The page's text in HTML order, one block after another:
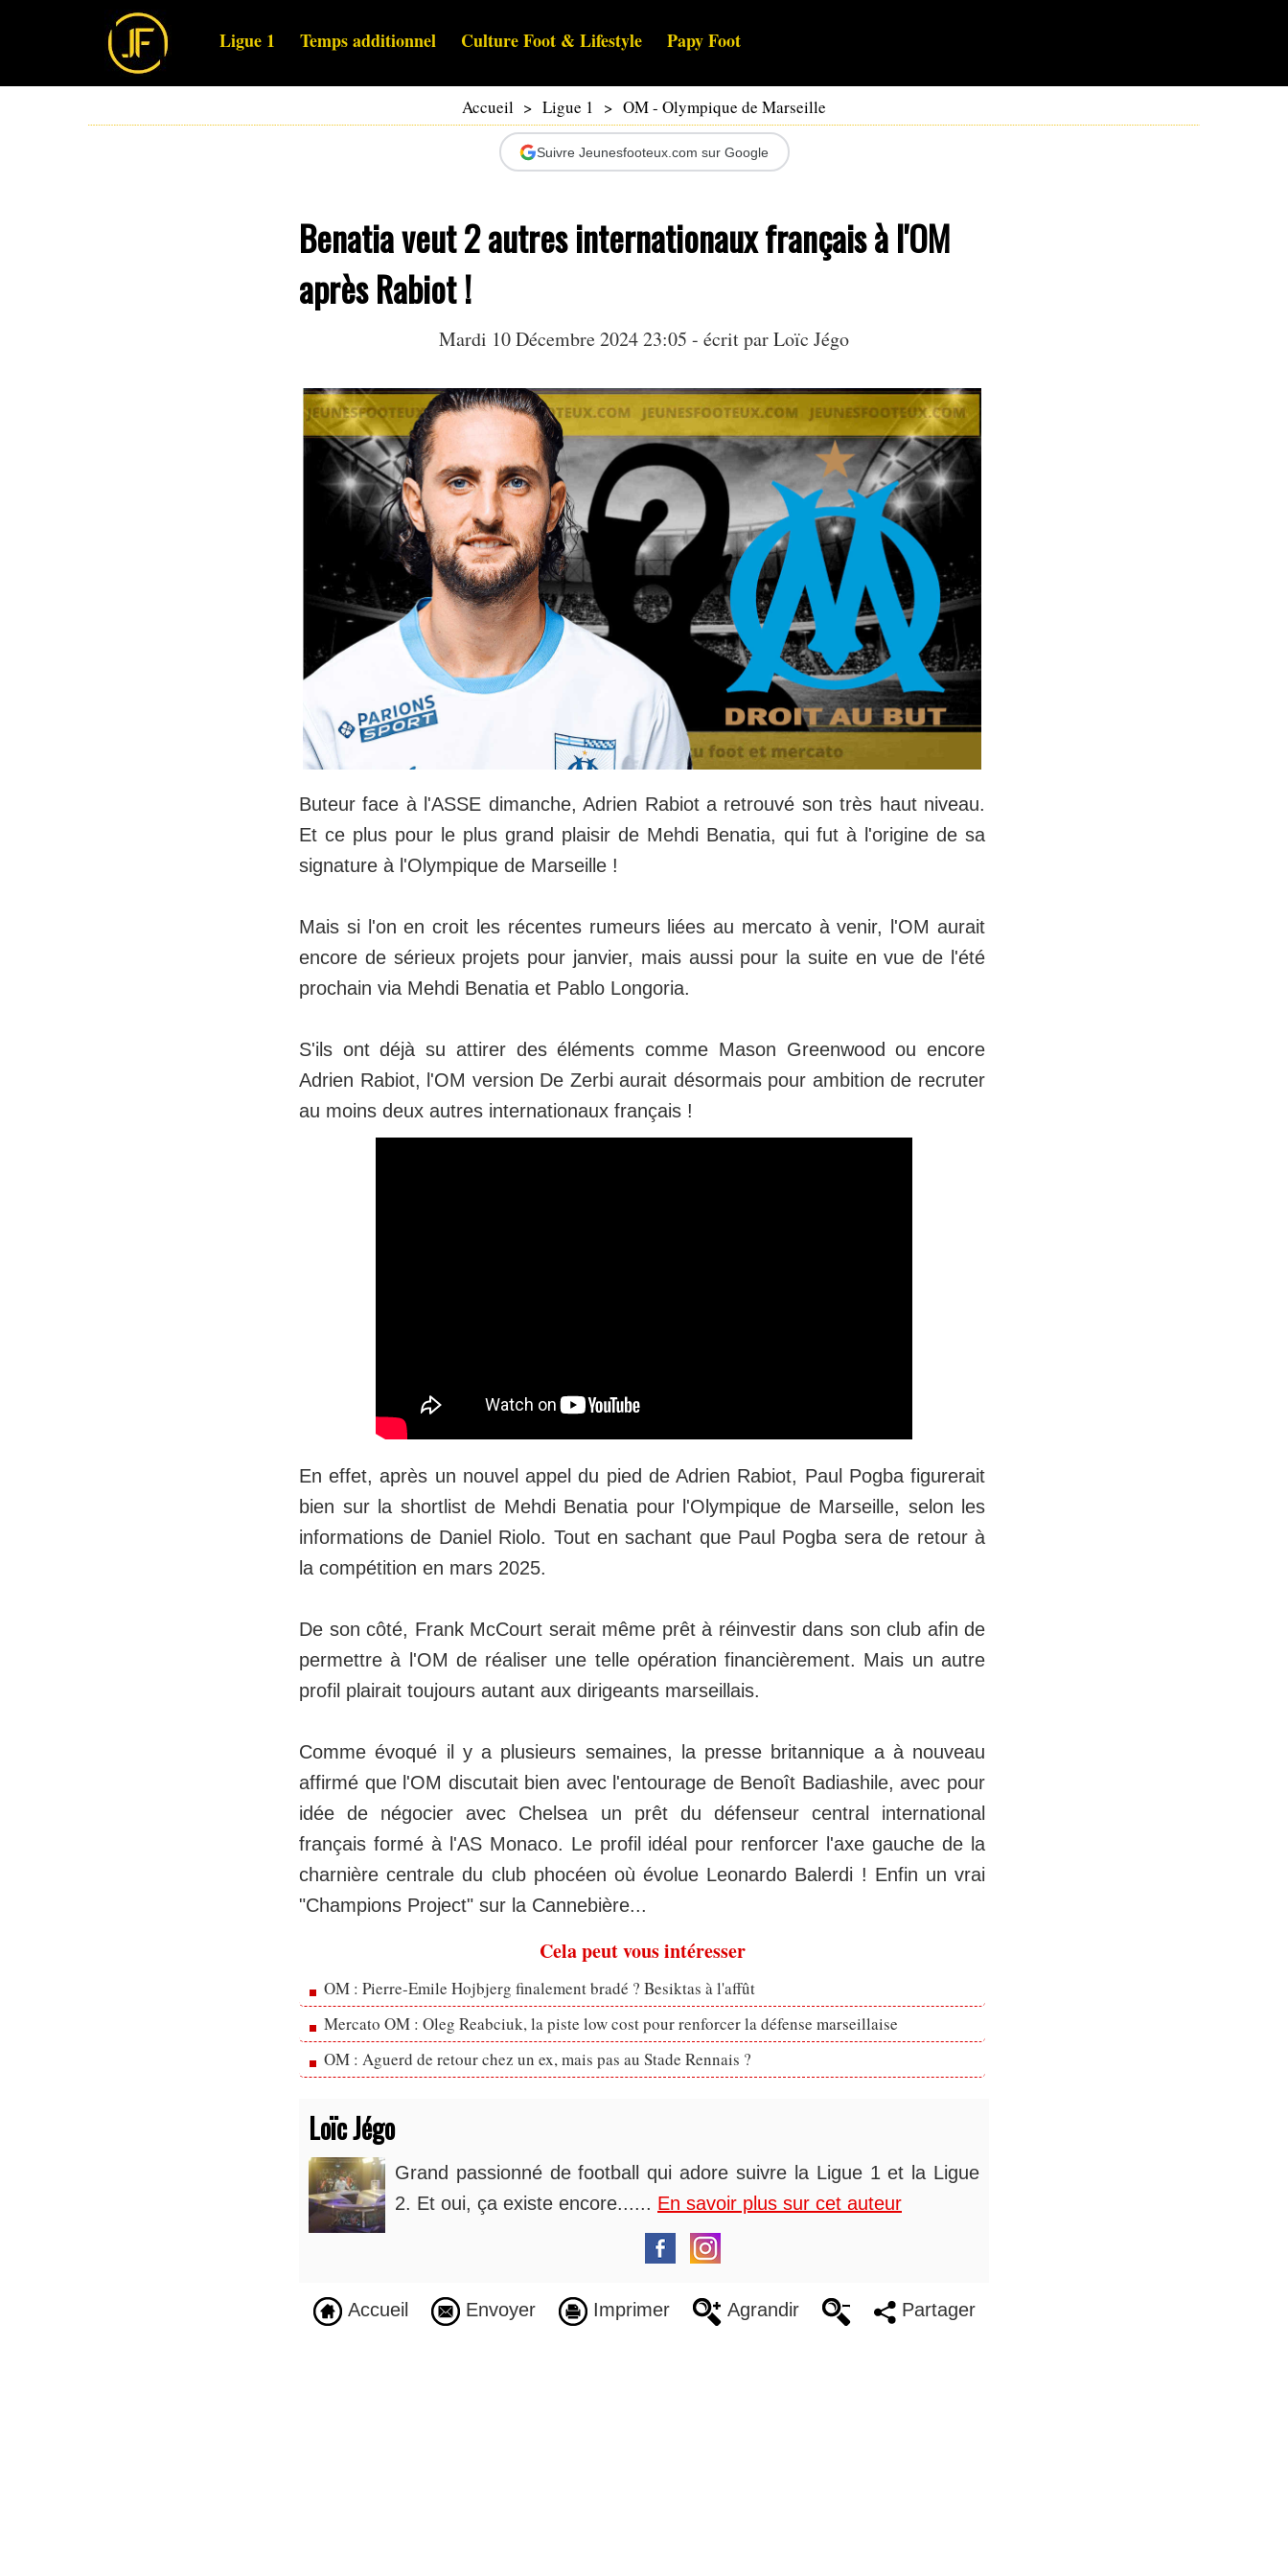
Ligue 1 Temps additionnel Culture Foot & Lifestyle Papy Foot
Accueil > Ligue 1 > OM - Olympique de Marseille
Suivre Jeunesfooteux.com sur Google
Benatia veut 2 autres internationaux français à l'OM
après Rabiot !
Mardi 10 Décembre 2024 23:05 - écrit parLoïc Jégo
Buteur face à l'ASSE dimanche, Adrien Rabiot a retrouvé son très haut niveau.
Et ce plus pour le plus grand plaisir de Mehdi Benatia, qui fut à l'origine de sa
signature à l'Olympique de Marseille !
Mais si l'on en croit les récentes rumeurs liées au mercato à venir, l'OM aurait
encore de sérieux projets pour janvier, mais aussi pour la suite en vue de l'été
prochain via Mehdi Benatia et Pablo Longoria.
S'ils ont déjà su attirer des éléments comme Mason Greenwood ou encore
Adrien Rabiot, l'OM version De Zerbi aurait désormais pour ambition de recruter
au moins deux autres internationaux français !
En effet, après un nouvel appel du pied de Adrien Rabiot, Paul Pogba figurerait
bien sur la shortlist de Mehdi Benatia pour l'Olympique de Marseille, selon les
informations de Daniel Riolo. Tout en sachant que Paul Pogba sera de retour à
la compétition en mars 2025.
De son côté, Frank McCourt serait même prêt à réinvestir dans son club afin de
permettre à l'OM de réaliser une telle opération financièrement. Mais un autre
profil plairait toujours autant aux dirigeants marseillais.
Comme évoqué il y a plusieurs semaines, la presse britannique a à nouveau
affirmé que l'OM discutait bien avec l'entourage de Benoît Badiashile, avec pour
idée de négocier avec Chelsea un prêt du défenseur central international
français formé à l'AS Monaco. Le profil idéal pour renforcer l'axe gauche de la
charnière centrale du club phocéen où évolue Leonardo Balerdi ! Enfin un vrai
"Champions Project" sur la Cannebière...
Cela peut vous intéresser
OM : Pierre-Emile Hojbjerg finalement bradé ? Besiktas à l'affût
Mercato OM : Oleg Reabciuk, la piste low cost pour renforcer la défense marseillaise
OM : Aguerd de retour chez un ex, mais pas au Stade Rennais ?
Loïc Jégo
Grand passionné de football qui adore suivre la Ligue 1 et la Ligue
2. Et oui, ça existe encore...... En savoir plus sur cet auteur
Accueil Envoyer Imprimer Agrandir Partager